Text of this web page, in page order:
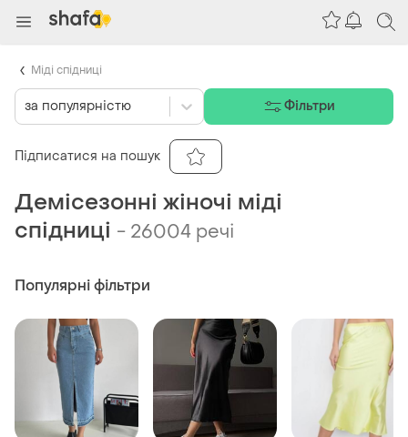
Демісезонні жіночі міді
спідниці - 26004 речі
Популярні фільтри
за популярністю Фільтри
Підписатися на пошук
Міді спідниці